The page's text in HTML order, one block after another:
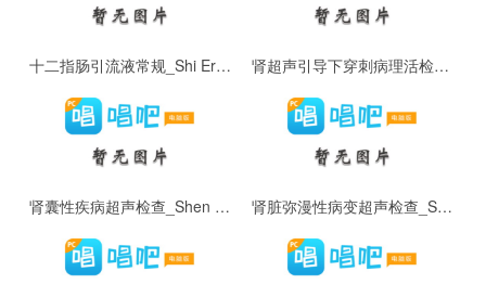
十二指肠引流液常规_Shi Er Zhi Chang Yin Liu Ye Chang Gui 肾超声引导下穿刺病理活检术_Shen Chao Sheng Yin Dao Xia Chuan Ci Bing Li Huo Jian Shu
肾囊性疾病超声检查_Shen Nang Xing Ji Bing Chao Sheng Jian Cha 肾脏弥漫性病变超声检查_Shen Zang Mi Man Xing Bing Bian Chao Sheng Jian Cha